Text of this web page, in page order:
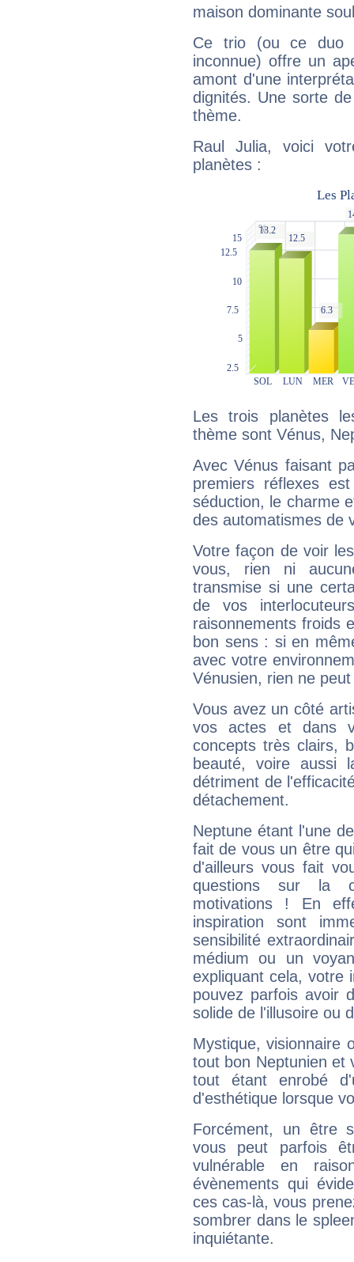
maison dominante
Ce trio (ou ce duo
inconnue) offre un
amont d'une
dignités. Une sorte
thème.
Raul Julia, voici
planètes :
Les trois planètes
thème sont Vénus,
Avec Vénus faisant
premiers réflexes
séduction, le charme
des automatismes de
Votre façon de voir
vous, rien ni
transmise si une
de vos
raisonnements froids
bon sens : si en
avec votre
Vénusien, rien ne
Vous avez un côté
vos actes et dans
concepts très clairs,
beauté, voire aussi
détriment de
détachement.
Neptune étant l'une
fait de vous un être
d'ailleurs vous fait
questions sur la
motivations ! En
inspiration sont
sensibilité
médium ou un
expliquant cela, votre
pouvez parfois avoir
solide de l'illusoire ou
Mystique, visionnaire
tout bon Neptunien et
tout étant enrobé
d'esthétique lorsque
Forcément, un être
vous peut parfois
vulnérable en
évènements qui
ces cas-là, vous
sombrer dans le
inquiétante.